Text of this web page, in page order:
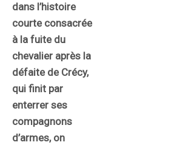
dans l’histoire
courte consacrée
à la fuite du
chevalier après la
défaite de Crécy,
qui finit par
enterrer ses
compagnons
d’armes, on